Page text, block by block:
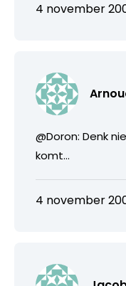
4 november
@Doron: Denk
komt…
4 november